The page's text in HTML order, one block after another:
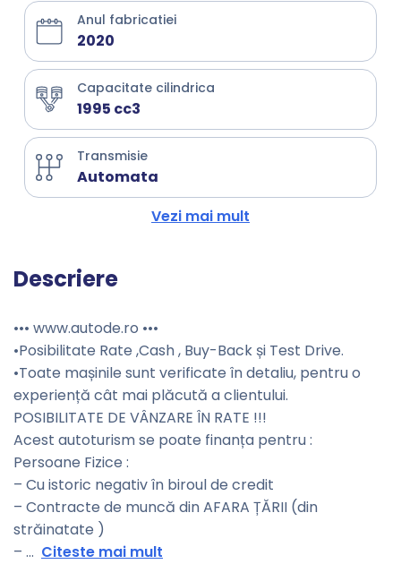
Anul fabricatiei
2020
Capacitate cilindrica
1995 cc3
Transmisie
Automata
Vezi mai mult
Descriere
••• www.autode.ro •••
•Posibilitate Rate ,Cash , Buy-Back și Test Drive.
•Toate mașinile sunt verificate în detaliu, pentru o
experiență cât mai plăcută a clientului.
POSIBILITATE DE VÂNZARE ÎN RATE !!!
Acest autoturism se poate finanța pentru :
Persoane Fizice :
– Cu istoric negativ în biroul de credit
– Contracte de muncă din AFARA ȚĂRII (din
străinatate )
– ... Citeste mai mult